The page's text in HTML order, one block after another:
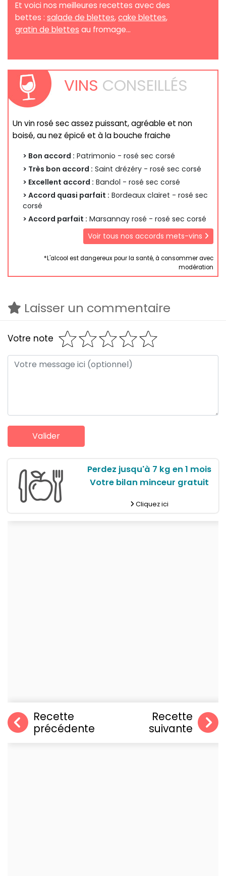
Et voici nos meilleures recettes avec des
bettes : salade de blettes,cake blettes,
gratin de blettes au fromage...
VINS CONSEILLÉS
Un vin rosé sec assez puissant, agréable et non
boisé, au nez épicé et à la bouche fraiche
> Bon accord : Patrimonio - rosé sec corsé
> Très bon accord : Saint drézéry - rosé sec corsé
> Excellent accord : Bandol - rosé sec corsé
> Accord quasi parfait : Bordeaux clairet - rosé sec
corsé
> Accord parfait : Marsannay rosé - rosé sec corsé
Voir tous nos accords mets-vins
*L'alcool est dangereux pour la santé, à consommer avec
modération
Laisser un commentaire
Votre note
Perdez jusqu'à 7 kg en 1 mois
Votre bilan minceur gratuit
Cliquez ici
Recette
précédente
Recette
suivante